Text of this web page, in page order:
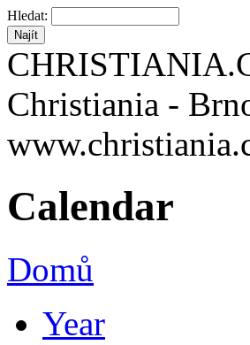
Hledat:
Christiania -
Calendar
Domů
Year